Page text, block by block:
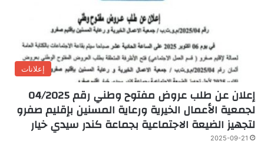
إعلانات
إعلان عن طلب عروض مفتوح وطني رقم 04/2025
لجمعية الأعمال الخيرية ورعاية المسنين بإقليم صفرو
لتجهيز الضيعة الاجتماعية بجماعة كندر سيدي خيار
2025-09-21